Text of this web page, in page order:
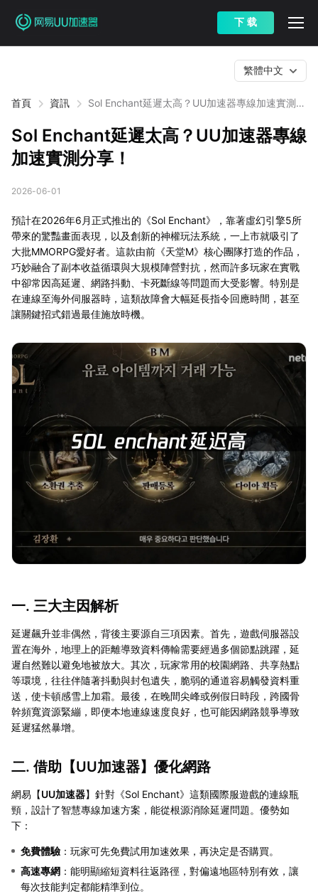
下 载
首頁 資訊
Sol Enchant延遲太高？UU加速器專線加速實測分
繁體中文
Sol Enchant延遲太高？UU加速器專線
加速實測分享！
2026-06-01
預計在2026年6月正式推出的《Sol Enchant》，靠著虛幻引擎5所
帶來的驚豔畫面表現，以及創新的神權玩法系統，一上市就吸引了
大批MMORPG愛好者。這款由前《天堂M》核心團隊打造的作品，
巧妙融合了副本收益循環與大規模陣營對抗，然而許多玩家在實戰
中卻常因高延遲、網路抖動、卡死斷線等問題而大受影響。特別是
在連線至海外伺服器時，這類故障會大幅延長指令回應時間，甚至
讓關鍵招式錯過最佳施放時機。
一. 三大主因解析
延遲飆升並非偶然，背後主要源自三項因素。首先，遊戲伺服器設
置在海外，地理上的距離導致資料傳輸需要經過多個節點跳躍，延
遲自然難以避免地被放大。其次，玩家常用的校園網路、共享熱點
等環境，往往伴隨著抖動與封包遺失，脆弱的通道容易觸發資料重
送，使卡頓感雪上加霜。最後，在晚間尖峰或例假日時段，跨國骨
幹頻寬資源緊繃，即便本地連線速度良好，也可能因網路競爭導致
延遲猛然暴增。
二. 借助【UU加速器】優化網路
網易【UU加速器】針對《Sol Enchant》這類國際服遊戲的連線瓶
頸，設計了智慧專線加速方案，能從根源消除延遲問題。優勢如
下：
免費體驗 ：玩家可先免費試用加速效果，再決定是否購買。
高速專網 ：能明顯縮短資料往返路徑，對偏遠地區特別有效，讓
每次技能判定都能精準到位。